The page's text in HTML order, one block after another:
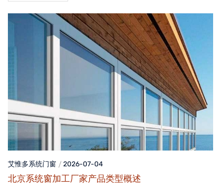
艾惟多系统门窗 2026-07-04
北京系统窗加工厂家产品类型概述